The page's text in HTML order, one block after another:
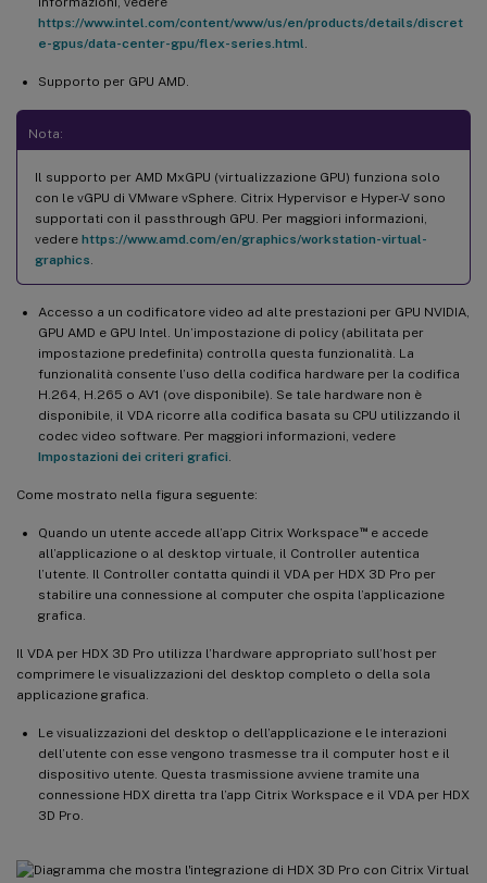
https://www.intel.com/content/www/us/en/products/details/discret
e-gpus/data-center-gpu/flex-series.html
Supporto per GPU AMD.
Nota:
Il supporto per AMD MxGPU (virtualizzazione GPU) funziona solo
con le vGPU di VMware vSphere. Citrix Hypervisor e Hyper-V sono
supportati con il passthrough GPU. Per maggiori informazioni,
vedere https://www.amd.com/en/graphics/workstation-virtual-
graphics
Accesso a un codificatore video ad alte prestazioni per GPU NVIDIA,
GPU AMD e GPU Intel. Un’impostazione di policy (abilitata per
impostazione predefinita) controlla questa funzionalità. La
funzionalità consente l’uso della codifica hardware per la codifica
H.264, H.265 o AV1 (ove disponibile). Se tale hardware non è
disponibile, il VDA ricorre alla codifica basata su CPU utilizzando il
codec video software. Per maggiori informazioni, vedere
Impostazioni dei criteri grafici
Come mostrato nella figura seguente:
Quando un utente accede all’app Citrix Workspace™e accede
all’applicazione o al desktop virtuale, il Controller autentica
l’utente. Il Controller contatta quindi il VDA per HDX 3D Pro per
stabilire una connessione al computer che ospita l’applicazione
grafica.
Il VDA per HDX 3D Pro utilizza l’hardware appropriato sull’host per
comprimere le visualizzazioni del desktop completo o della sola
applicazione grafica.
Le visualizzazioni del desktop o dell’applicazione e le interazioni
dell’utente con esse vengono trasmesse tra il computer host e il
dispositivo utente. Questa trasmissione avviene tramite una
connessione HDX diretta tra l’app Citrix Workspace e il VDA per HDX
3D Pro.